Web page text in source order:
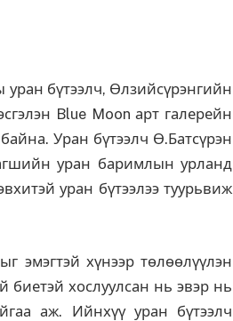
бүтээлч, Өлзийсүрэнгийн
Blue Moon арт галерейн
Уран бүтээлч Ө.Батсүрэн
уран баримлын урланд
уран бүтээлээ туурьвиж
эмэгтэй хүнээр төлөөлүүлэн
биетэй хослуулсан нь эвэр нь
аж. Ийнхүү уран бүтээлч